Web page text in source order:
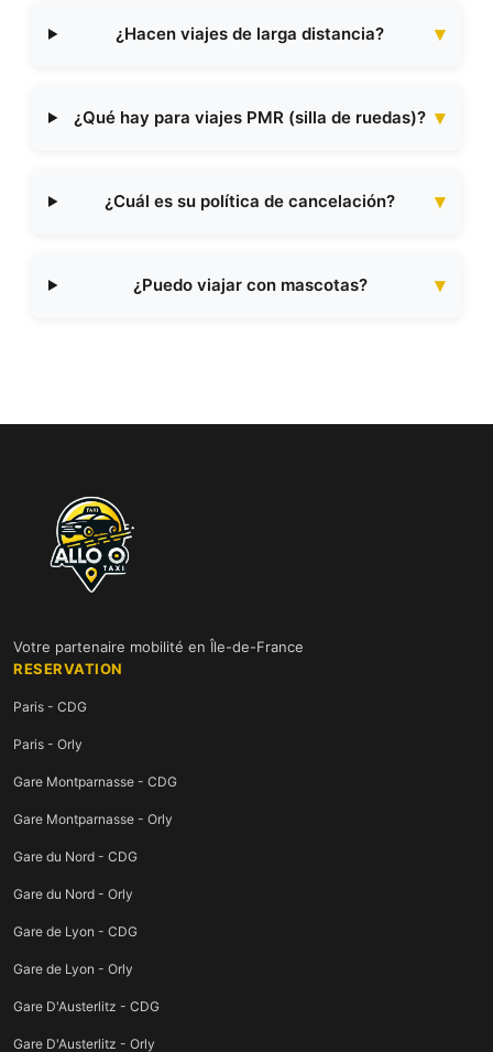
¿Hacen viajes de larga distancia?
¿Qué hay para viajes PMR (silla de ruedas)?
¿Cuál es su política de cancelación?
¿Puedo viajar con mascotas?
Votre partenaire mobilité en Île-de-France
RESERVATION
Paris - CDG
Paris - Orly
Gare Montparnasse - CDG
Gare Montparnasse - Orly
Gare du Nord - CDG
Gare du Nord - Orly
Gare de Lyon - CDG
Gare de Lyon - Orly
Gare D'Austerlitz - CDG
Gare D'Austerlitz - Orly